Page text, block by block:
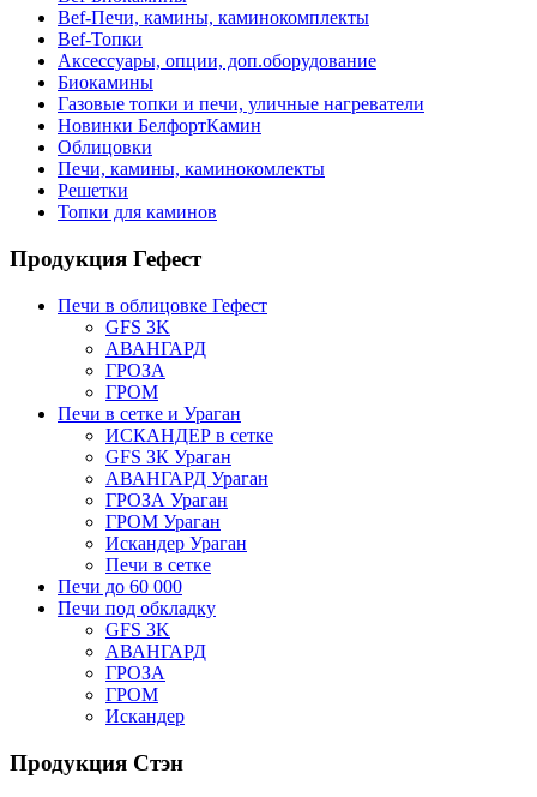
Bef-Печи, камины, каминокомплекты
Bef-Топки
Аксессуары, опции, доп.оборудование
Биокамины
Газовые топки и печи, уличные нагреватели
Новинки БелфортКамин
Облицовки
Печи, камины, каминокомлекты
Решетки
Топки для каминов
Продукция Гефест
Печи в облицовке Гефест
GFS 3K
АВАНГАРД
ГРОЗА
ГРОМ
Печи в сетке и Ураган
ИСКАНДЕР в сетке
GFS ЗК Ураган
АВАНГАРД Ураган
ГРОЗА Ураган
ГРОМ Ураган
Искандер Ураган
Печи в сетке
Печи до 60 000
Печи под обкладку
GFS 3K
АВАНГАРД
ГРОЗА
ГРОМ
Искандер
Продукция Стэн